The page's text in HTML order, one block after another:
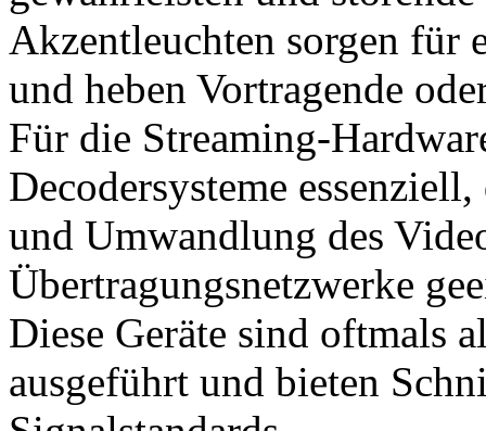
Akzentleuchten sorgen für
und heben Vortragende
Für die Streaming-
Decodersysteme
und Umwandlung des
Übertragungsnetzwerke
Diese Geräte sind oftmals
ausgeführt und bieten